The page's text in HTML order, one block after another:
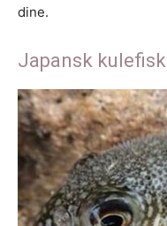
dine.
Japansk kulefisk